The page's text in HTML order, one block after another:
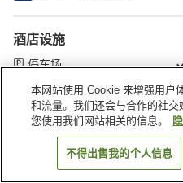
酒店设施
停车场
首页 日本 鸟取县 三朝町
搜索
本网站使用 Cookie 来增强用户
和流量。我们还会与合作的社
您使用我们网站相关的信息。
不得出售我的个人信息